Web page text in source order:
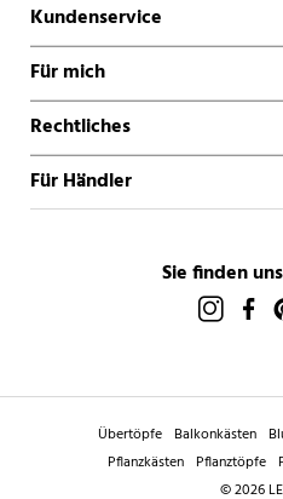
Kundenservice
Für mich
Rechtliches
Für Händler
Sie finden
Übertöpfe Balkonkästen
Pflanzkästen Pflanztöpfe
© 2026